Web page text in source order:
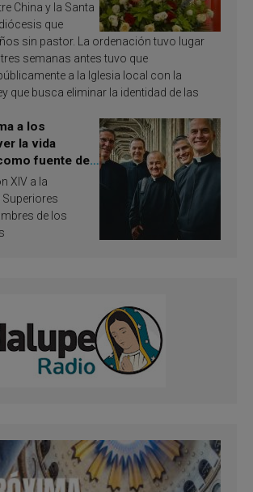
China y la Santa
que
sin pastor. La ordenación tuvo lugar
semanas antes tuvo que
a la Iglesia local con la
que busca eliminar la identidad de las
a los
la vida
fuente de
XIV a la
Superiores
de los